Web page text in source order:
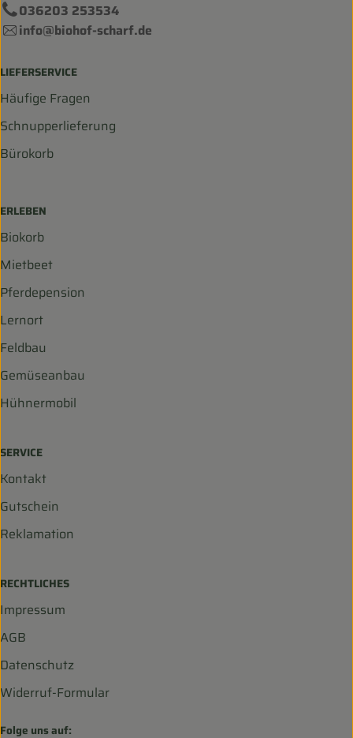
036203 253534
info@biohof-scharf.de
LIEFERSERVICE
Häufige Fragen
Schnupperlieferung
Bürokorb
ERLEBEN
Biokorb
Mietbeet
Pferdepension
Lernort
Feldbau
Gemüseanbau
Hühnermobil
SERVICE
Kontakt
Gutschein
Reklamation
RECHTLICHES
Impressum
AGB
Datenschutz
Widerruf-Formular
Folge uns auf: